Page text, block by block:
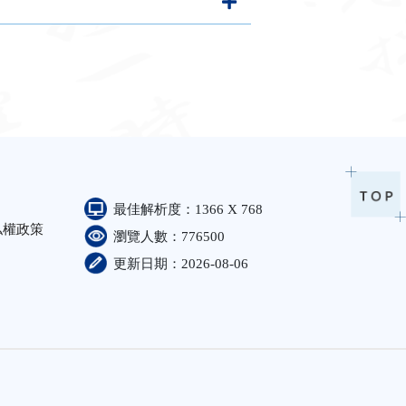
政策
最佳解析度：1366 X 768
瀏覽人數：776500
更新日期：2026-08-06